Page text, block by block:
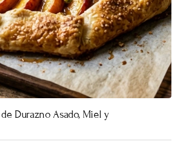
Durazno Asado, Miel y